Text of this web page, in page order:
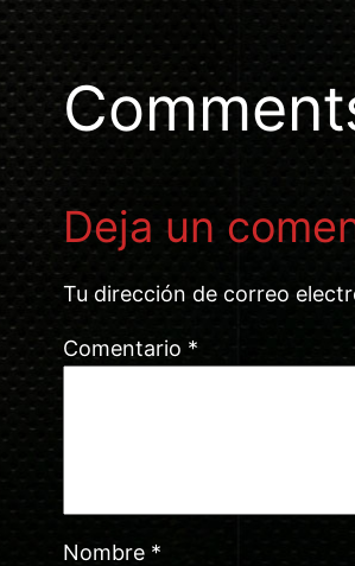
Deja un
Tu dirección de correo
Comentario *
Nombre *